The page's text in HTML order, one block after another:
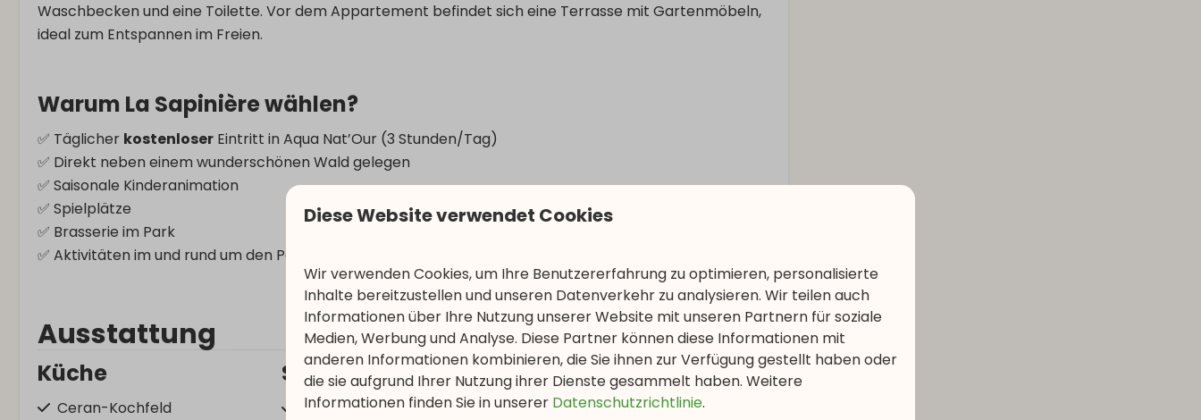
Waschbecken und eine Toilette. Vor dem Appartement befindet sich eine Terrasse mit Gartenmöbeln,
ideal zum Entspannen im Freien.
Warum La Sapinière wählen?
✅ Täglicher kostenloser Eintritt in Aqua Nat’Our (3 Stunden/Tag)
✅ Direkt neben einem wunderschönen Wald gelegen
✅ Saisonale Kinderanimation
✅ Spielplätze
✅ Brasserie im Park
✅ Aktivitäten im und rund um den Park
Ausstattung
Küche
Ceran-Kochfeld
Standort
Eckplatz
Unterhaltung
Flachbildfernseher
Diese Website verwendet Cookies
Wir verwenden Cookies, um Ihre Benutzererfahrung zu optimieren, personalisierte
Inhalte bereitzustellen und unseren Datenverkehr zu analysieren. Wir teilen auch
Informationen über Ihre Nutzung unserer Website mit unseren Partnern für soziale
Medien, Werbung und Analyse. Diese Partner können diese Informationen mit
anderen Informationen kombinieren, die Sie ihnen zur Verfügung gestellt haben oder
die sie aufgrund Ihrer Nutzung ihrer Dienste gesammelt haben. Weitere
Informationen finden Sie in unserer Datenschutzrichtlinie.